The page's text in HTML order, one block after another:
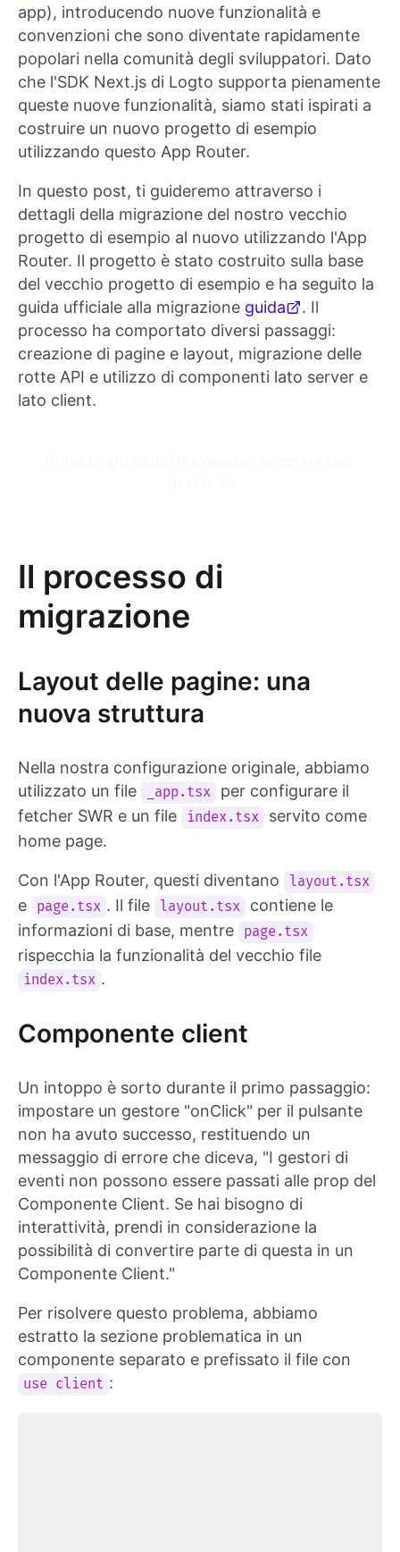
app), introducendo nuove funzionalità e
convenzioni che sono diventate rapidamente
popolari nella comunità degli sviluppatori. Dato
che l'SDK Next.js di Logto supporta pienamente
queste nuove funzionalità, siamo stati ispirati a
costruire un nuovo progetto di esempio
utilizzando questo App Router.
In questo post, ti guideremo attraverso i
dettagli della migrazione del nostro vecchio
progetto di esempio al nuovo utilizzando l'App
Router. Il progetto è stato costruito sulla base
del vecchio progetto di esempio e ha seguito la
guida ufficiale alla migrazione guida
. Il
processo ha comportato diversi passaggi:
creazione di pagine e layout, migrazione delle
rotte API e utilizzo di componenti lato server e
lato client.
Il processo di
migrazione
Layout delle pagine: una
nuova struttura
Nella nostra configurazione originale, abbiamo
utilizzato un file
_app.tsx
per configurare il
fetcher SWR e un file
index.tsx
servito come
home page.
Con l'App Router, questi diventano layout.tsx
e page.tsx . Il file layout.tsx
contiene le
informazioni di base, mentre
page.tsx
rispecchia la funzionalità del vecchio file
index.tsx .
Componente client
Un intoppo è sorto durante il primo passaggio:
impostare un gestore "onClick" per il pulsante
non ha avuto successo, restituendo un
messaggio di errore che diceva, "I gestori di
eventi non possono essere passati alle prop del
Componente Client. Se hai bisogno di
interattività, prendi in considerazione la
possibilità di convertire parte di questa in un
Componente Client."
Per risolvere questo problema, abbiamo
estratto la sezione problematica in un
componente separato e prefissato il file con
use client :